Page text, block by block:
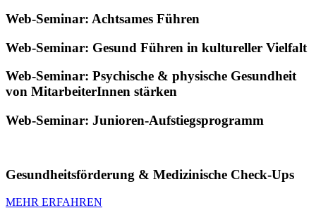
Web-Seminar: Achtsames Führen
Web-Seminar: Gesund Führen in kultureller Vielfalt
Web-Seminar: Psychische & physische Gesundheit
von MitarbeiterInnen stärken
Web-Seminar: Junioren-Aufstiegsprogramm
Gesundheitsförderung & Medizinische Check-Ups
MEHR ERFAHREN